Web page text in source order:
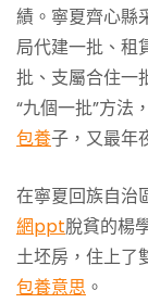
績。寧夏齊心縣
局代建一批、租
批、支屬合住一
“九個一批”方法
包養子，又最年
在寧夏回族自治
網ppt脫貧的楊
土坯房，住上了
包養意思 。